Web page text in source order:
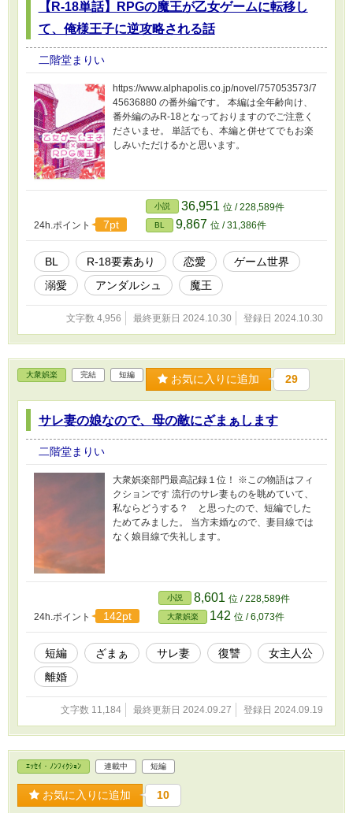
【R-18単話】RPGの魔王が乙女ゲームに転移し
て、俺様王子に逆攻略される話
二階堂まりい
https://www.alphapolis.co.jp/novel/757053573/7
45636880 の番外編です。 本編は全年齢向け、
番外編のみR-18となっておりますのでご注意く
ださいませ。 単話でも、本編と併せてでもお楽
しみいただけるかと思います。
24h.ポイント 7pt
小説 36,951 位 / 228,589件
BL 9,867 位 / 31,386件
BL R-18要素あり 恋愛
ゲーム世界
溺愛
アンダルシュ 魔王
文字数 4,956 最終更新日 2024.10.30 登録日 2024.10.30
大衆娯楽 完結 短編 お気に入りに追加 29
サレ妻の娘なので、母の敵にざまぁします
二階堂まりい
大衆娯楽部門最高記録１位！ ※この物語はフィ
クションです 流行のサレ妻ものを眺めていて、
私ならどうする？ と思ったので、短編でした
ためてみました。 当方未婚なので、妻目線では
なく娘目線で失礼します。
24h.ポイント 142pt
小説 8,601 位 / 228,589件
大衆娯楽 142 位 / 6,073件
短編 ざまぁ サレ妻 復讐
女主人公
離婚
文字数 11,184 最終更新日 2024.09.27 登録日 2024.09.19
ｴｯｾｲ・ﾉﾝﾌｨｸｼｮﾝ 連載中 短編
お気に入りに追加 10